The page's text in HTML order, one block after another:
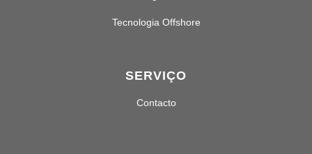
Tecnologia Offshore
SERVIÇO
Contacto